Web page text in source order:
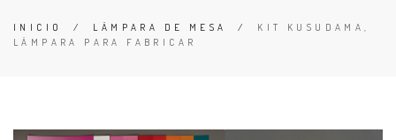
INICIO / LÁMPARA DE MESA / KIT KUSUDAMA,
LÁMPARA PARA FABRICAR